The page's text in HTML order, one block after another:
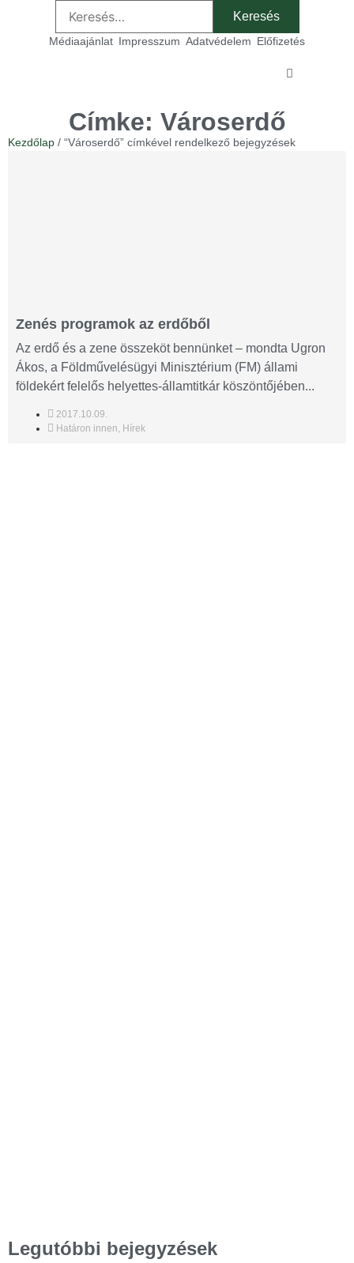
Médiaajánlat Impresszum Adatvédelem Előfizetés
Címke: Városerdő
Kezdőlap / “Városerdő” címkével rendelkező bejegyzések
Zenés programok az erdőből
Az erdő és a zene összeköt bennünket – mondta Ugron
Ákos, a Földművelésügyi Minisztérium (FM) állami
földekért felelős helyettes-államtitkár köszöntőjében...
2017.10.09.
Határon innen, Hírek
Legutóbbi bejegyzések